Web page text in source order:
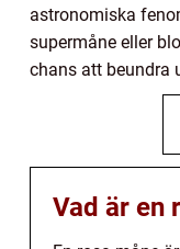
astronomiska
supermåne eller
chans att beundra
Vad är en